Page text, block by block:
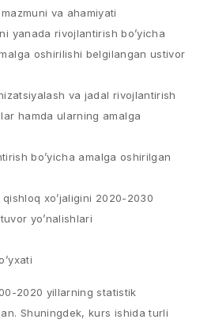
va ahamiyati
yanada rivojlantirish bo’yicha
oshirilishi belgilangan ustivor
va jadal rivojlantirish
hamda ularning amalga
bo’yicha amalga oshirilgan
qishloq xo’jaligini 2020-2030
yo’nalishlari
2020 yillarning statistik
Shuningdek, kurs ishida turli